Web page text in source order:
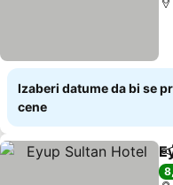
Izaberi datume da bi se
cene